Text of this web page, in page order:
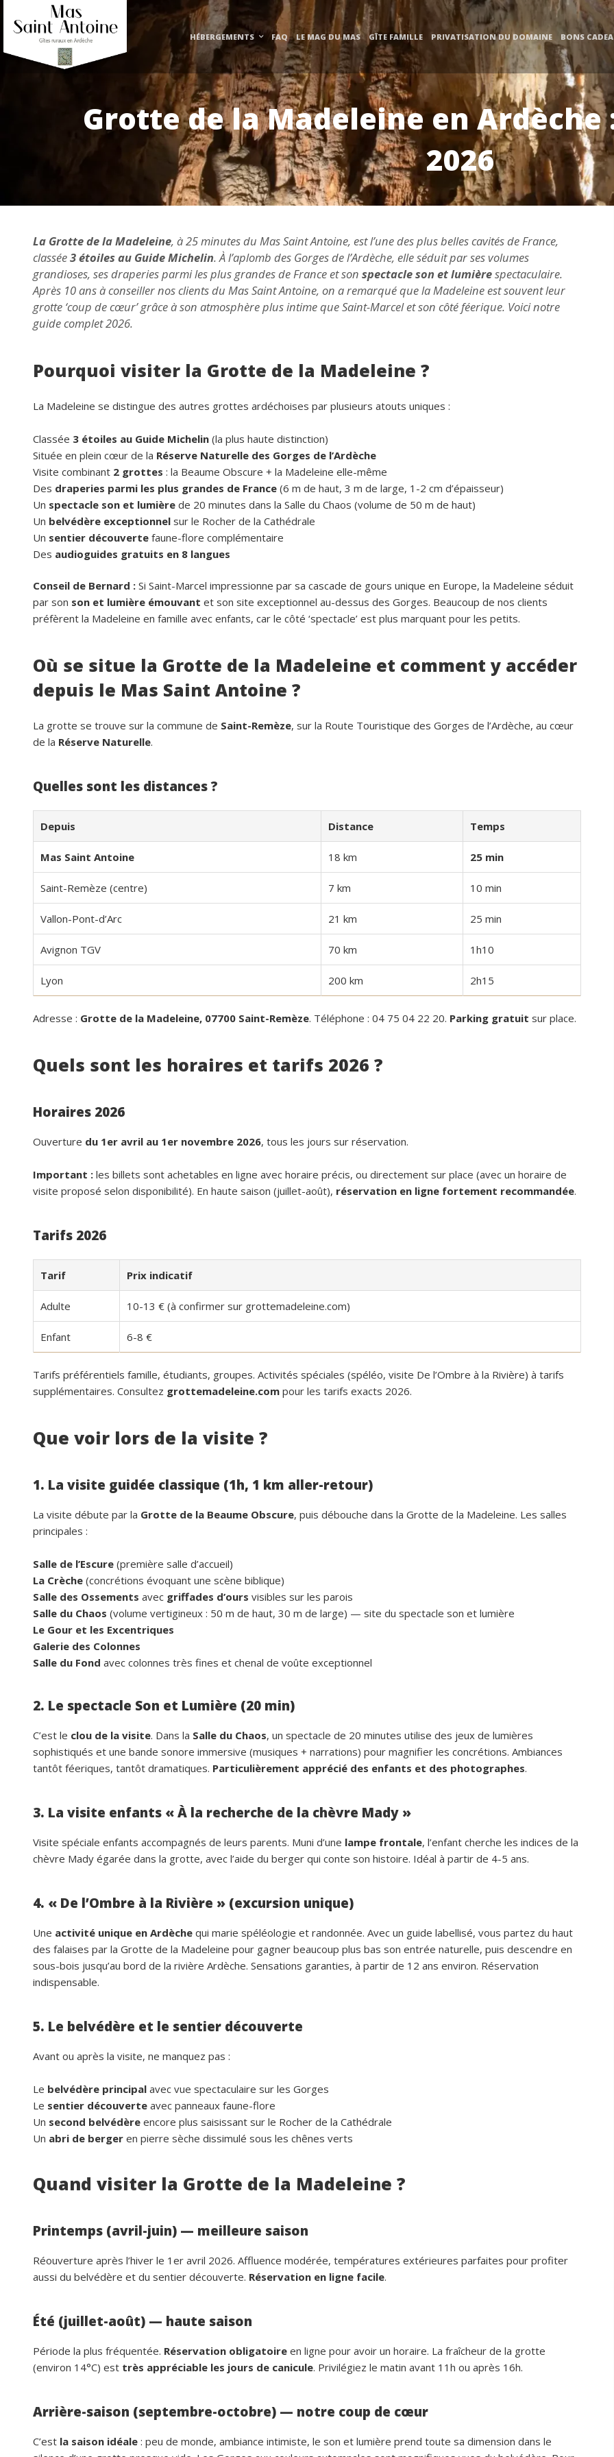
HÉBERGEMENTS FAQ LE MAG DU MAS GÎTE FAMILLE PRIVATISATION DU DOMAINE BONS
Grotte de la Madeleine en
2026
La Grotte de la Madeleine, à 25 minutes du Mas Saint Antoine, est l’une des plus belles cavités de France,
classée3 étoiles au Guide Michelin. À l’aplomb des Gorges de l’Ardèche, elle séduit par ses volumes
grandioses, ses draperies parmi les plus grandes de France et son spectacle son et lumièrespectaculaire.
Après 10 ans à conseiller nos clients du Mas Saint Antoine, on a remarqué que la Madeleine est souvent leur
grotte ‘coup de cœur’ grâce à son atmosphère plus intime que Saint-Marcel et son côté féerique. Voici notre
guide complet 2026.
Pourquoi visiter la Grotte de la Madeleine ?
La Madeleine se distingue des autres grottes ardéchoises par plusieurs atouts uniques :
Classée 3 étoiles au Guide Michelin (la plus haute distinction)
Située en plein cœur de la Réserve Naturelle des Gorges de l’Ardèche
Visite combinant 2 grottes : la Beaume Obscure + la Madeleine elle-même
Des draperies parmi les plus grandes de France (6 m de haut, 3 m de large, 1-2 cm d’épaisseur)
Un spectacle son et lumière de 20 minutes dans la Salle du Chaos (volume de 50 m de haut)
Un belvédère exceptionnel sur le Rocher de la Cathédrale
Un sentier découverte faune-flore complémentaire
Des audioguides gratuits en 8 langues
Conseil de Bernard : Si Saint-Marcel impressionne par sa cascade de gours unique en Europe, la Madeleine séduit
par son son et lumière émouvant et son site exceptionnel au-dessus des Gorges. Beaucoup de nos clients
préfèrent la Madeleine en famille avec enfants, car le côté ‘spectacle’ est plus marquant pour les petits.
Où se situe la Grotte de la Madeleine et comment y accéder
depuis le Mas Saint Antoine ?
La grotte se trouve sur la commune de Saint-Remèze, sur la Route Touristique des Gorges de l’Ardèche, au cœur
de la Réserve Naturelle.
Quelles sont les distances ?
Depuis Distance Temps
Mas Saint Antoine 18 km 25 min
Saint-Remèze (centre) 7 km 10 min
Vallon-Pont-d’Arc 21 km 25 min
Avignon TGV 70 km 1h10
Lyon 200 km 2h15
Adresse : Grotte de la Madeleine, 07700 Saint-Remèze. Téléphone : 04 75 04 22 20. Parking gratuit sur place.
Quels sont les horaires et tarifs 2026 ?
Horaires 2026
Ouverture du 1er avril au 1er novembre 2026, tous les jours sur réservation.
Important : les billets sont achetables en ligne avec horaire précis, ou directement sur place (avec un horaire de
visite proposé selon disponibilité). En haute saison (juillet-août), réservation en ligne fortement recommandée.
Tarifs 2026
Tarif Prix indicatif
Adulte 10-13 € (à confirmer sur grottemadeleine.com)
Enfant 6-8 €
Tarifs préférentiels famille, étudiants, groupes. Activités spéciales (spéléo, visite De l’Ombre à la Rivière) à tarifs
supplémentaires. Consultez grottemadeleine.com pour les tarifs exacts 2026.
Que voir lors de la visite ?
1. La visite guidée classique (1h, 1 km aller-retour)
La visite débute par la Grotte de la Beaume Obscure, puis débouche dans la Grotte de la Madeleine. Les salles
principales :
Salle de l’Escure (première salle d’accueil)
La Crèche (concrétions évoquant une scène biblique)
Salle des Ossements avec griffades d’ours visibles sur les parois
Salle du Chaos (volume vertigineux : 50 m de haut, 30 m de large) — site du spectacle son et lumière
Le Gour et les Excentriques
Galerie des Colonnes
Salle du Fond avec colonnes très fines et chenal de voûte exceptionnel
2. Le spectacle Son et Lumière (20 min)
C’est le clou de la visite. Dans la Salle du Chaos, un spectacle de 20 minutes utilise des jeux de lumières
sophistiqués et une bande sonore immersive (musiques + narrations) pour magnifier les concrétions. Ambiances
tantôt féeriques, tantôt dramatiques. Particulièrement apprécié des enfants et des photographes.
3. La visite enfants « À la recherche de la chèvre Mady »
Visite spéciale enfants accompagnés de leurs parents. Muni d’une lampe frontale, l’enfant cherche les indices de la
chèvre Mady égarée dans la grotte, avec l’aide du berger qui conte son histoire. Idéal à partir de 4-5 ans.
4. « De l’Ombre à la Rivière » (excursion unique)
Une activité unique en Ardèche qui marie spéléologie et randonnée. Avec un guide labellisé, vous partez du haut
des falaises par la Grotte de la Madeleine pour gagner beaucoup plus bas son entrée naturelle, puis descendre en
sous-bois jusqu’au bord de la rivière Ardèche. Sensations garanties, à partir de 12 ans environ. Réservation
indispensable.
5. Le belvédère et le sentier découverte
Avant ou après la visite, ne manquez pas :
Le belvédère principal avec vue spectaculaire sur les Gorges
Le sentier découverte avec panneaux faune-flore
Un second belvédère encore plus saisissant sur le Rocher de la Cathédrale
Un abri de berger en pierre sèche dissimulé sous les chênes verts
Quand visiter la Grotte de la Madeleine ?
Printemps (avril-juin) — meilleure saison
Réouverture après l’hiver le 1er avril 2026. Affluence modérée, températures extérieures parfaites pour profiter
aussi du belvédère et du sentier découverte. Réservation en ligne facile.
Été (juillet-août) — haute saison
Période la plus fréquentée. Réservation obligatoire en ligne pour avoir un horaire. La fraîcheur de la grotte
(environ 14°C) est très appréciable les jours de canicule. Privilégiez le matin avant 11h ou après 16h.
Arrière-saison (septembre-octobre) — notre coup de cœur
C’est la saison idéale : peu de monde, ambiance intimiste, le son et lumière prend toute sa dimension dans le
Dominique Rollin
il y a 27 jours
Privatisation du domaine complet.Un
bon accueil des propriétaires.Des
prestations ( paella, canoë....),que
avons tous apprécié.Des couchages
confortables.Nous reviendrons avec
grand plaisir.Merci